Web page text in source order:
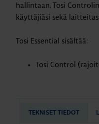
hallintaan. Tosi
käyttäjiäsi sekä
Tosi Essential sisältää:
Tosi Control
TEKNISET TIEDOT